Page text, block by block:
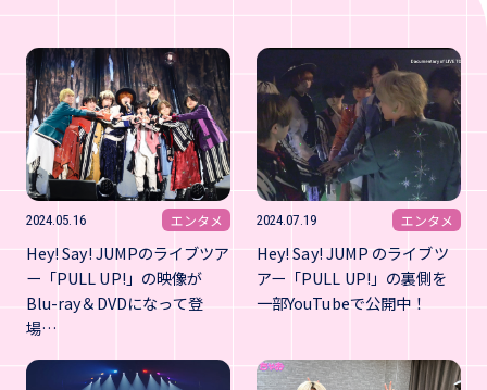
2024.05.16 エンタメ
Hey! Say! JUMPのライブツア
ー「PULL UP!」の映像が
Blu-ray＆DVDになって登
場…
2024.07.19 エンタメ
Hey! Say! JUMP のライブツ
アー「PULL UP!」の裏側を
一部YouTubeで公開中！